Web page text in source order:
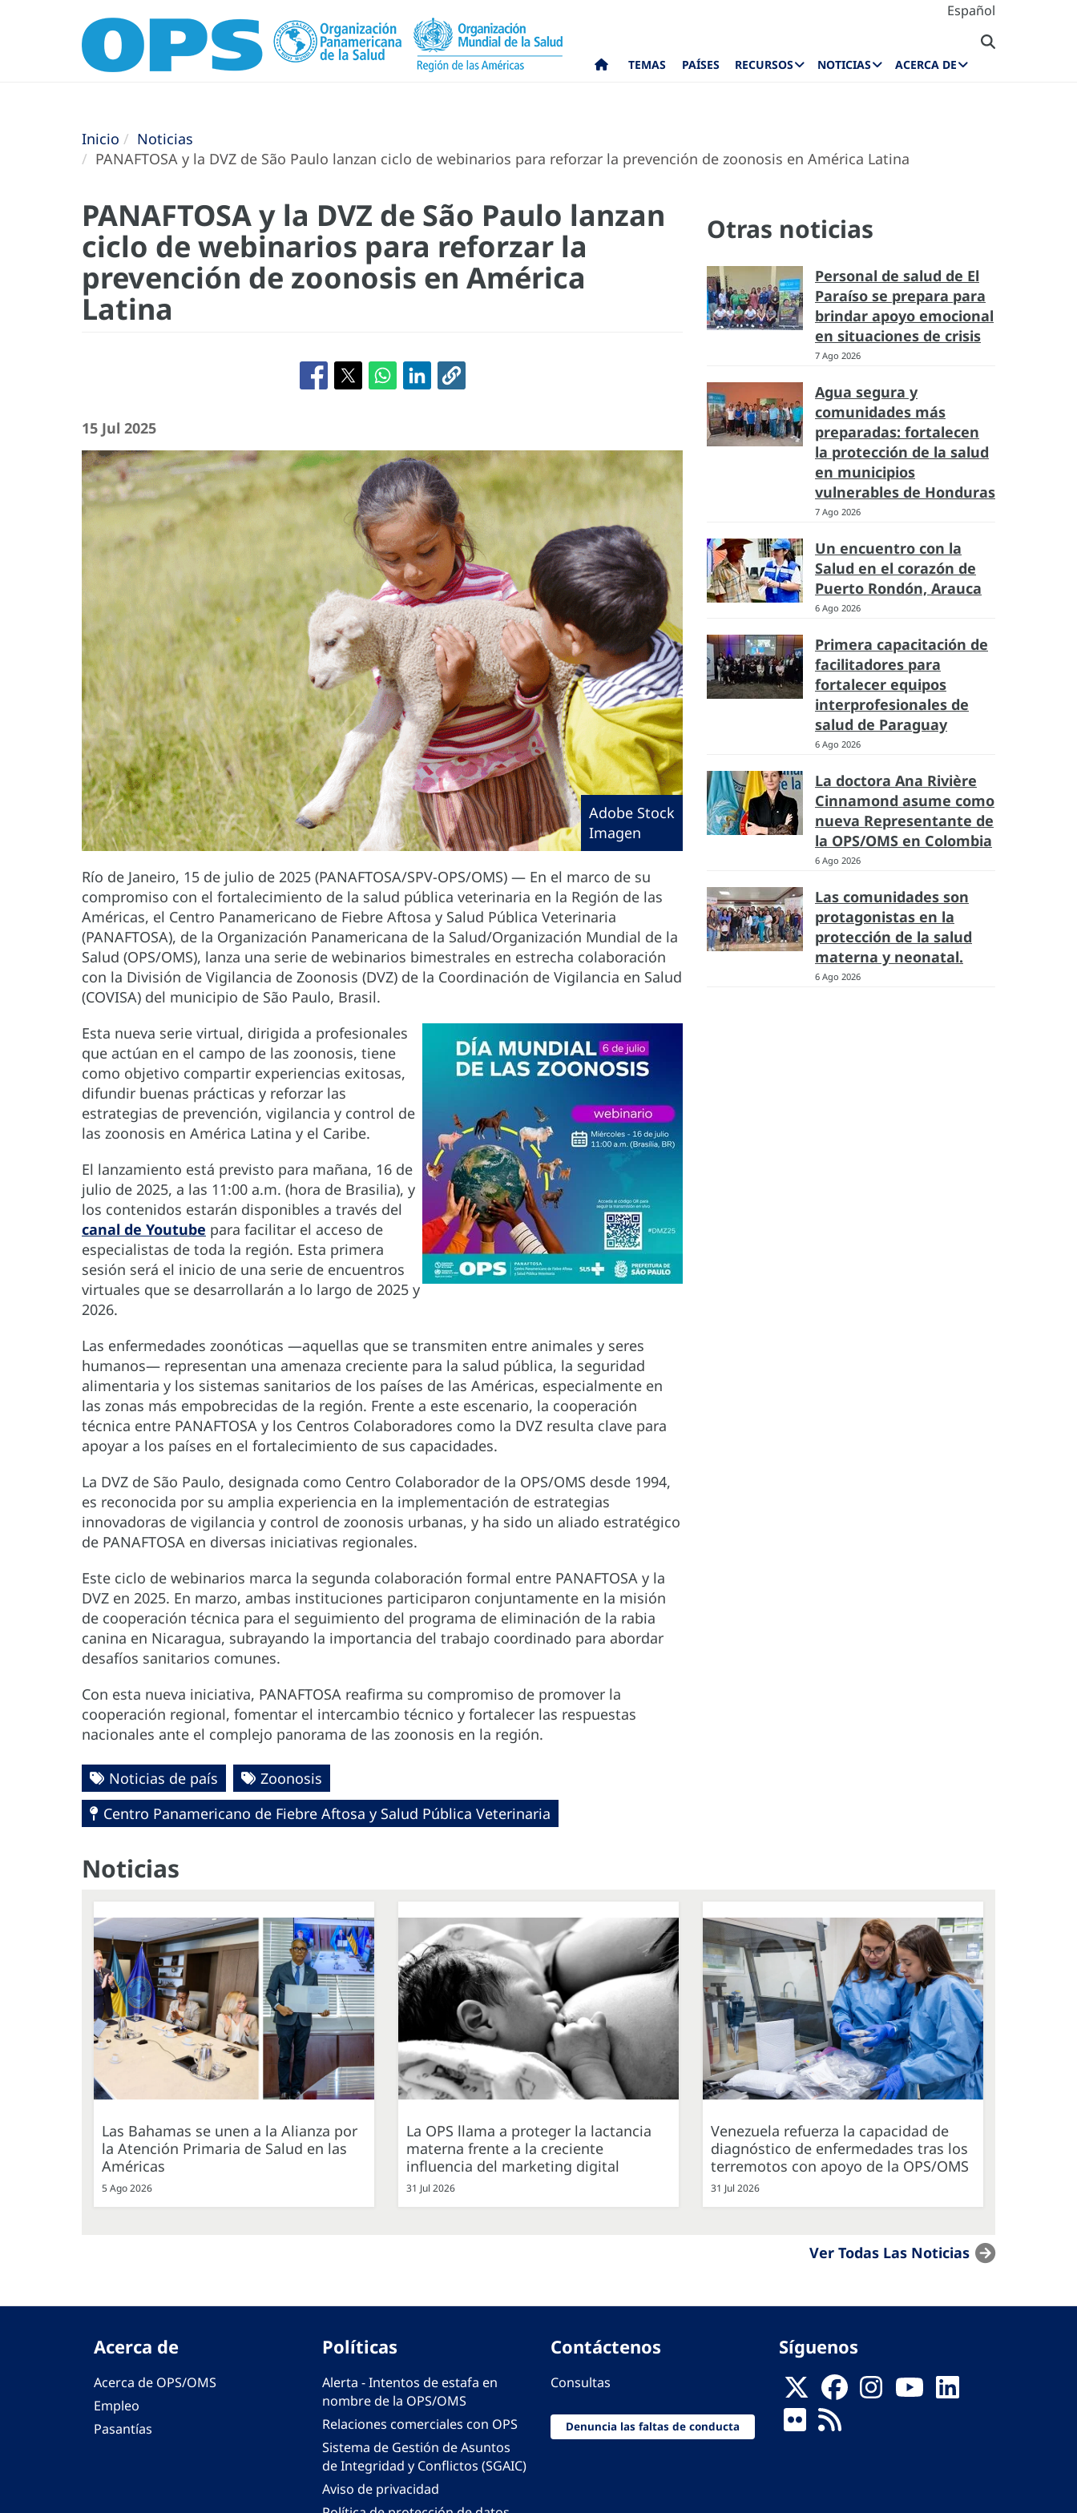
Español
TEMAS PAÍSES RECURSOS NOTICIAS ACERCA DE
Inicio
Noticias
PANAFTOSA y la DVZ de São Paulo lanzan ciclo de webinarios para reforzar la prevención de zoonosis en América Latina
PANAFTOSA y la DVZ de São Paulo lanzan
ciclo de webinarios para reforzar la
prevención de zoonosis en América
Latina
15 Jul 2025
Adobe Stock
Imagen
Río de Janeiro, 15 de julio de 2025 (PANAFTOSA/SPV-OPS/OMS) — En el marco de su
compromiso con el fortalecimiento de la salud pública veterinaria en la Región de las
Américas, el Centro Panamericano de Fiebre Aftosa y Salud Pública Veterinaria
(PANAFTOSA), de la Organización Panamericana de la Salud/Organización Mundial de la
Salud (OPS/OMS), lanza una serie de webinarios bimestrales en estrecha colaboración
con la División de Vigilancia de Zoonosis (DVZ) de la Coordinación de Vigilancia en Salud
(COVISA) del municipio de São Paulo, Brasil.
Esta nueva serie virtual, dirigida a profesionales
que actúan en el campo de las zoonosis, tiene
como objetivo compartir experiencias exitosas,
difundir buenas prácticas y reforzar las
estrategias de prevención, vigilancia y control de
las zoonosis en América Latina y el Caribe.
El lanzamiento está previsto para mañana, 16 de
julio de 2025, a las 11:00 a.m. (hora de Brasilia), y
los contenidos estarán disponibles a través del
canal de Youtube para facilitar el acceso de
especialistas de toda la región. Esta primera
sesión será el inicio de una serie de encuentros
virtuales que se desarrollarán a lo largo de 2025 y
2026.
Las enfermedades zoonóticas —aquellas que se transmiten entre animales y seres
humanos— representan una amenaza creciente para la salud pública, la seguridad
alimentaria y los sistemas sanitarios de los países de las Américas, especialmente en
las zonas más empobrecidas de la región. Frente a este escenario, la cooperación
técnica entre PANAFTOSA y los Centros Colaboradores como la DVZ resulta clave para
apoyar a los países en el fortalecimiento de sus capacidades.
La DVZ de São Paulo, designada como Centro Colaborador de la OPS/OMS desde 1994,
es reconocida por su amplia experiencia en la implementación de estrategias
innovadoras de vigilancia y control de zoonosis urbanas, y ha sido un aliado estratégico
de PANAFTOSA en diversas iniciativas regionales.
Este ciclo de webinarios marca la segunda colaboración formal entre PANAFTOSA y la
DVZ en 2025. En marzo, ambas instituciones participaron conjuntamente en la misión
de cooperación técnica para el seguimiento del programa de eliminación de la rabia
canina en Nicaragua, subrayando la importancia del trabajo coordinado para abordar
desafíos sanitarios comunes.
Con esta nueva iniciativa, PANAFTOSA reafirma su compromiso de promover la
cooperación regional, fomentar el intercambio técnico y fortalecer las respuestas
nacionales ante el complejo panorama de las zoonosis en la región.
Noticias de país
Zoonosis
Centro Panamericano de Fiebre Aftosa y Salud Pública Veterinaria
Otras noticias
Personal de salud de El
Paraíso se prepara para
brindar apoyo emocional
en situaciones de crisis
7 Ago 2026
Agua segura y
comunidades más
preparadas: fortalecen
la protección de la salud
en municipios
vulnerables de Honduras
7 Ago 2026
Un encuentro con la
Salud en el corazón de
Puerto Rondón, Arauca
6 Ago 2026
Primera capacitación de
facilitadores para
fortalecer equipos
interprofesionales de
salud de Paraguay
6 Ago 2026
La doctora Ana Rivière
Cinnamond asume como
nueva Representante de
la OPS/OMS en Colombia
6 Ago 2026
Las comunidades son
protagonistas en la
protección de la salud
materna y neonatal.
6 Ago 2026
Noticias
Las Bahamas se unen a la Alianza por
la Atención Primaria de Salud en las
Américas
5 Ago 2026
La OPS llama a proteger la lactancia
materna frente a la creciente
influencia del marketing digital
31 Jul 2026
Venezuela refuerza la capacidad de
diagnóstico de enfermedades tras los
terremotos con apoyo de la OPS/OMS
31 Jul 2026
Ver Todas Las Noticias
Acerca de
Acerca de OPS/OMS
Empleo
Pasantías
Políticas
Alerta - Intentos de estafa en
nombre de la OPS/OMS
Relaciones comerciales con OPS
Sistema de Gestión de Asuntos
de Integridad y Conflictos (SGAIC)
Aviso de privacidad
Contáctenos
Consultas
Denuncia las faltas de conducta
Síguenos